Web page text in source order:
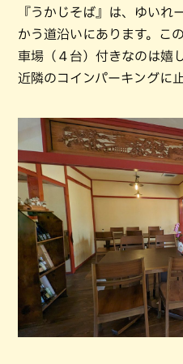
『うかじそば』は、ゆいれ
かう道沿いにあります。こ
車場（４台）付きなのは嬉
近隣のコインパーキングに